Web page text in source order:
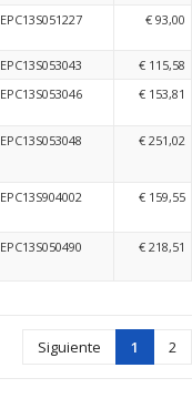
EPC13S051227 € 93,00
EPC13S053043
€ 115,58
EPC13S053046 € 153,81
EPC13S053048 € 251,02
EPC13S904002 € 159,55
EPC13S050490 € 218,51
Siguiente 1 2